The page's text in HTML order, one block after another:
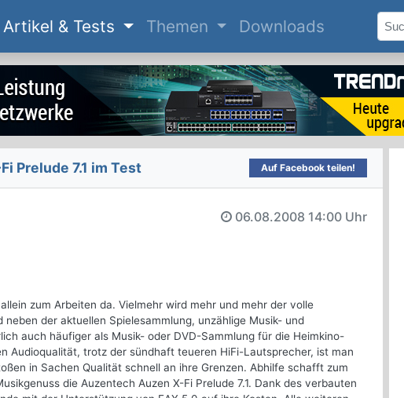
Artikel & Tests Themen Downloads
Prelude 7.1 im Test Auf Facebook teilen!
06.08.2008 14:00 Uhr
zum Arbeiten da. Vielmehr wird mehr und mehr der volle
der aktuellen Spielesammlung, unzählige Musik- und
auch häufiger als Musik- oder DVD-Sammlung für die Heimkino-
Audioqualität, trotz der sündhaft teueren HiFi-Lautsprecher, ist man
in Sachen Qualität schnell an ihre Grenzen. Abhilfe schafft zum
die Auzentech Auzen X-Fi Prelude 7.1. Dank des verbauten